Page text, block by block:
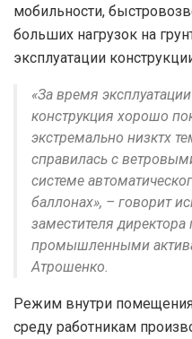
мобильности,
больших нагрузок на
эксплуатации
«За время
конструкция хорошо
экстремально низктх
справилась с
системе
баллонах», – говорит
заместителя
промышленными
Атрошенко.
Режим внутри
среду работникам